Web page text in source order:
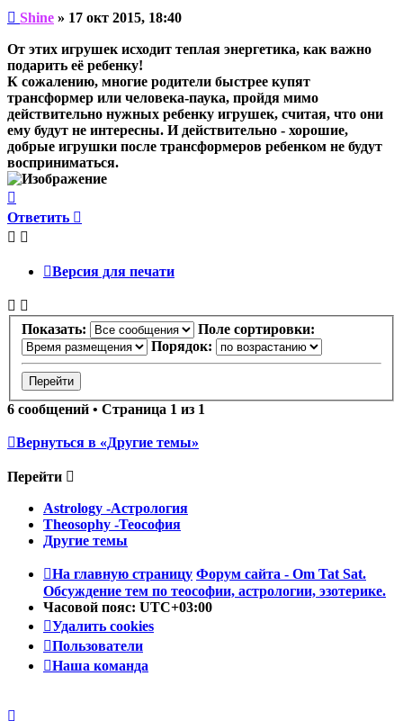
Непрочитанное
Shine » 17 окт 2015, 18:40
От этих игрушек исходит теплая энергетика, как важно
подарить её ребенку!
К сожалению, многие родители быстрее купят
трансформер или человека-паука, пройдя мимо
действительно нужных ребенку игрушек, считая, что они
ему будут не интересны. И действительно - хорошие,
добрые игрушки после трансформеров ребенком не будут
восприниматься.
к
началу
Ответить
Версия для печати
Показать:
Поле сортировки:
Порядок:
6 сообщений • Страница 1 из 1
Вернуться в «Другие темы»
Перейти
Astrology -Астрология
Theosophy -Теософия
Другие темы
На главную страницу Форум сайта - Om Tat Sat.
Обсуждение тем по теософии, астрологии, эзотерике.
Часовой пояс: UTC+03:00
Удалить cookies
Пользователи
Наша команда